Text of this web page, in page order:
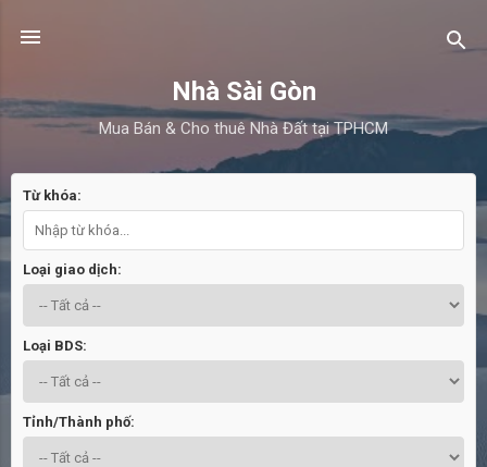
Nhà Sài Gòn
Mua Bán & Cho thuê Nhà Đất tại TPHCM
B
à
i
đ
Từ khóa:
Loại giao dịch:
Loại BDS:
Tỉnh/Thành phố: